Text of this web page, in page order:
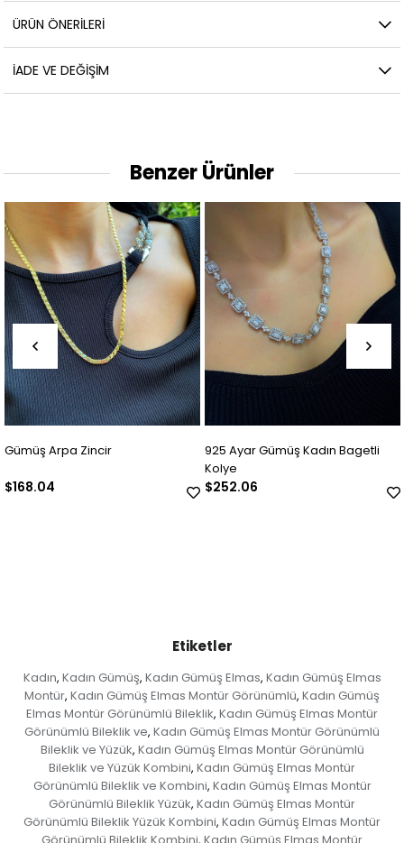
ÜRÜN ÖNERILERI
İADE VE DEĞIŞIM
Benzer Ürünler
925 Ayar Gümüş Kadın Bagetli
$252.06
Kadın 925 Ayar Gümüş
Kolye Ucu
$294.07
Etiketler
Kadın, Kadın Gümüş, Kadın Gümüş Elmas, Kadın Gümüş Elmas
Montür, Kadın Gümüş Elmas Montür Görünümlü, Kadın Gümüş
Elmas Montür Görünümlü Bileklik, Kadın Gümüş Elmas Montür
Görünümlü Bileklik ve, Kadın Gümüş Elmas Montür Görünümlü
Bileklik ve Yüzük, Kadın Gümüş Elmas Montür Görünümlü
Bileklik ve Yüzük Kombini, Kadın Gümüş Elmas Montür
Görünümlü Bileklik ve Kombini, Kadın Gümüş Elmas Montür
Görünümlü Bileklik Yüzük, Kadın Gümüş Elmas Montür
Görünümlü Bileklik Yüzük Kombini, Kadın Gümüş Elmas Montür
Görünümlü Bileklik Kombini, Kadın Gümüş Elmas Montür